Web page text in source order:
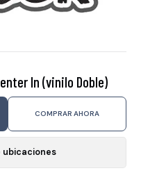
In (vinilo Doble)
COMPRAR AHORA